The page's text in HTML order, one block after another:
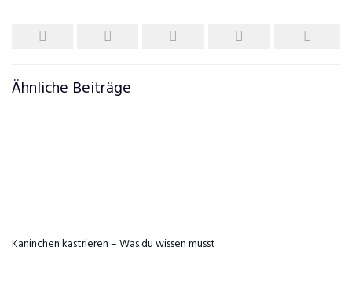
Ähnliche Beiträge
Kaninchen kastrieren – Was du wissen musst